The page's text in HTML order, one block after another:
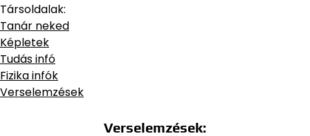
Társoldalak:
Tanár neked
Képletek
Tudás infó
Fizika infók
Verselemzések
Verselemzések: